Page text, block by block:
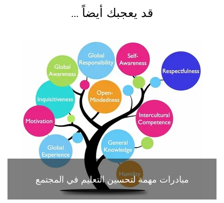
قد يعجبك أيضاً ...
مبادرات مهمة لتحسين التعليم في المجتمع